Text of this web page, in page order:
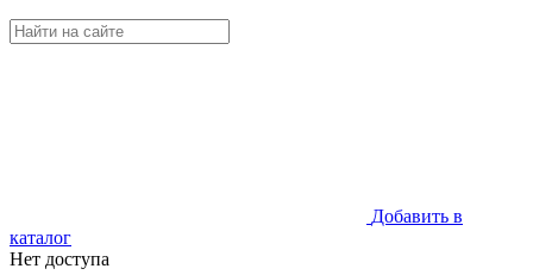
Добавить в
каталог
Нет доступа